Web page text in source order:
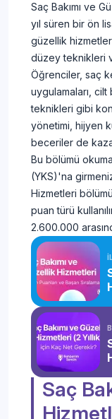
Saç Bakımı ve
yıl süren bir ön
güzellik
düzey teknikleri
Öğrenciler, saç
uygulamaları, cilt
teknikleri gibi
yönetimi, hijyen
beceriler de
Bu bölümü
(YKS)'na
Hizmetleri
puan türü
2.600.000
Saç